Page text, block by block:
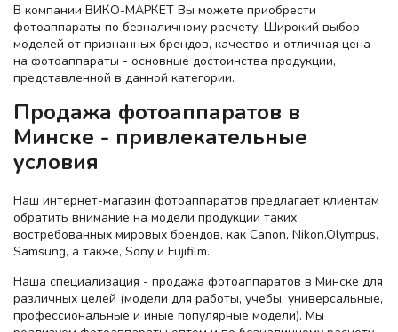
В компании ВИКО-МАРКЕТ Вы можете приобрести
фотоаппараты по безналичному расчету. Широкий выбор
моделей от признанных брендов, качество и отличная цена
на фотоаппараты - основные достоинства продукции,
представленной в данной категории.
Продажа фотоаппаратов в
Минске - привлекательные
условия
Наш интернет-магазин фотоаппаратов предлагает клиентам
обратить внимание на модели продукции таких
востребованных мировых брендов, как Canon, Nikon,Olympus,
Samsung, а также, Sony и Fujifilm.
Наша специализация - продажа фотоаппаратов в Минске для
различных целей (модели для работы, учебы, универсальные,
профессиональные и иные популярные модели). Мы